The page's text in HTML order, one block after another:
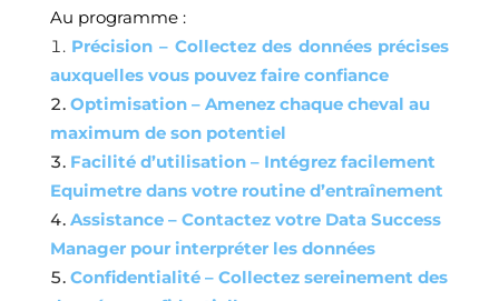
Au programme :
Précision – Collectez des données précises
auxquelles vous pouvez faire confiance
Optimisation – Amenez chaque cheval au
maximum de son potentiel
Facilité d’utilisation – Intégrez facilement
Equimetre dans votre routine d’entraînement
Assistance – Contactez votre Data Success
Manager pour interpréter les données
Confidentialité – Collectez sereinement des